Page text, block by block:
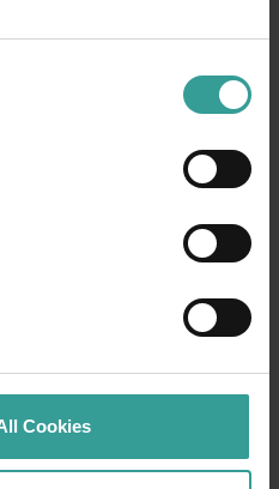
Cookies
史詩級歷奇中，盡享
，這是澳洲陽光最燦爛
的餐飲地點為您寫下